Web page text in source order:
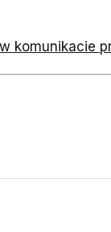
w komunikacie